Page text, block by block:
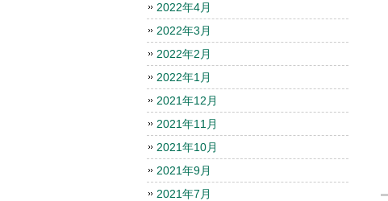
2022年4月
2022年3月
2022年2月
2022年1月
2021年12月
2021年11月
2021年10月
2021年9月
2021年7月